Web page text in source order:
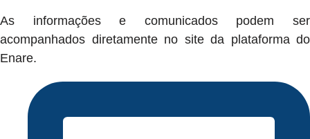
As informações e comunicados podem ser
acompanhados diretamente no site da plataforma do
Enare.